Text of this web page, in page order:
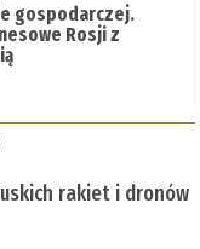
gospodarczej.
Rosji z
rakiet i dronów